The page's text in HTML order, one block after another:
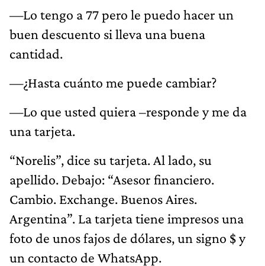
—Lo tengo a 77 pero le puedo hacer un
buen descuento si lleva una buena
cantidad.
—¿Hasta cuánto me puede cambiar?
—Lo que usted quiera –responde y me da
una tarjeta.
“Norelis”, dice su tarjeta. Al lado, su
apellido. Debajo: “Asesor financiero.
Cambio. Exchange. Buenos Aires.
Argentina”. La tarjeta tiene impresos una
foto de unos fajos de dólares, un signo $ y
un contacto de WhatsApp.